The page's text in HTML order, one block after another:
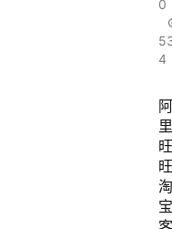
0
4
阿
里
旺
旺
淘
宝